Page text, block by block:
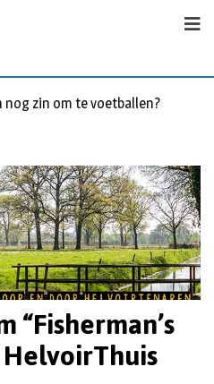
nog zin om te voetballen? Kom
“Fisherman’s